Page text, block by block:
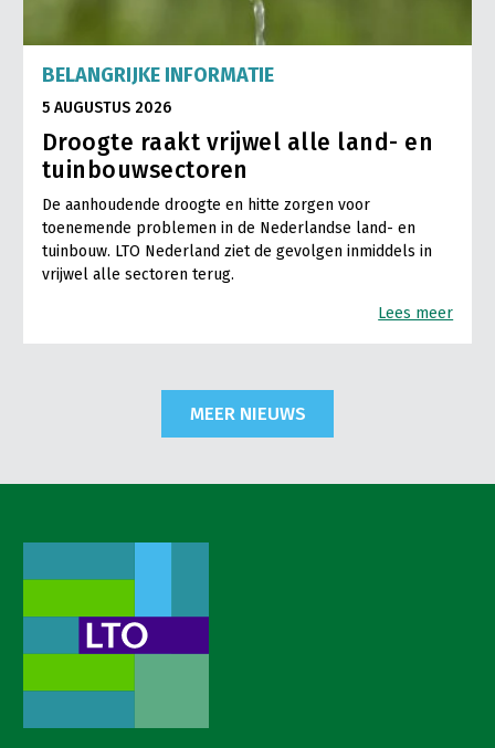
BELANGRIJKE INFORMATIE
5 AUGUSTUS 2026
Droogte raakt vrijwel alle land- en
tuinbouwsectoren
De aanhoudende droogte en hitte zorgen voor
toenemende problemen in de Nederlandse land- en
tuinbouw. LTO Nederland ziet de gevolgen inmiddels in
vrijwel alle sectoren terug.
Lees meer
MEER NIEUWS